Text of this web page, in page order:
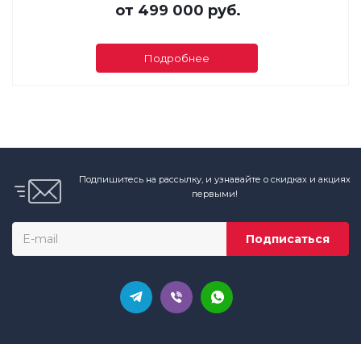
от 499 000 руб.
Подробнее
Подпишитесь на рассылку, и узнавайте о скидках и акциях
первыми!